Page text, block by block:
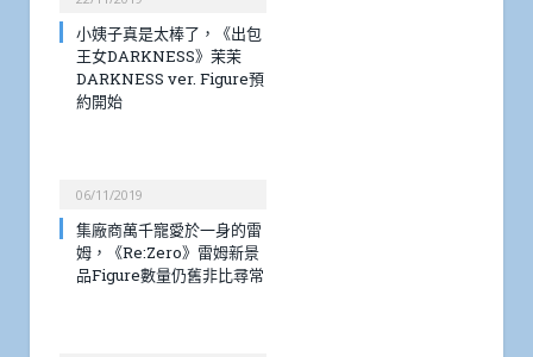
小姨子真是太棒了，《出包
王女DARKNESS》茉茉
DARKNESS ver. Figure預
約開始
06/11/2019
集廠商萬千寵愛於一身的雷
姆，《Re:Zero》雷姆新景
品Figure數量仍舊非比尋常